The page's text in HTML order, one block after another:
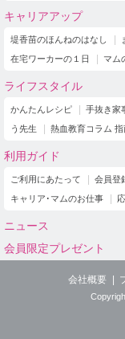
キャリアアップ
堤香苗のほんねのはなし
在宅ワーカーの１日
マム
ライフスタイル
かんたんレシピ 手抜き家
う先生
熱血教育コラム 指
利用ガイド
ご利用にあたって 会員登
キャリア･マムのお仕事
ニュース
会員限定プレゼント
会社概要